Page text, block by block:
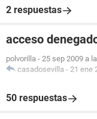
2 respuestas
acceso
polvorilla - 25 sep 2009 a
casadosevilla - 21 ene
50 respuestas